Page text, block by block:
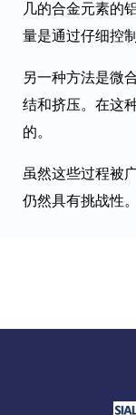
几的合金元素的
量是通过仔细控
另一种方法是微
结和挤压。在这
的。
虽然这些过程被
仍然具有挑战性。